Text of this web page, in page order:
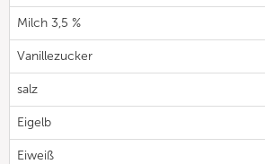
Milch 3,5 %
Vanillezucker
salz
Eigelb
Eiweiß